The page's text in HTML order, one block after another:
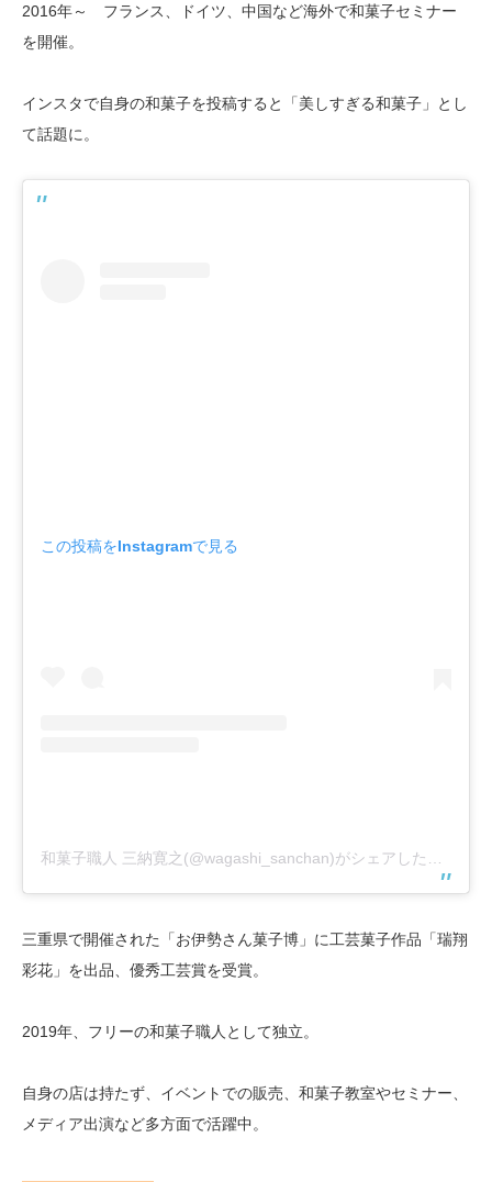
2016年～ フランス、ドイツ、中国など海外で和菓子セミナー
を開催。
インスタで自身の和菓子を投稿すると「美しすぎる和菓子」とし
て話題に。
この投稿をInstagramで見る
和菓子職人 三納寛之(@wagashi_sanchan)がシェアした投稿
三重県で開催された「お伊勢さん菓子博」に工芸菓子作品「瑞翔
彩花」を出品、優秀工芸賞を受賞。
2019年、フリーの和菓子職人として独立。
自身の店は持たず、イベントでの販売、和菓子教室やセミナー、
メディア出演など多方面で活躍中。